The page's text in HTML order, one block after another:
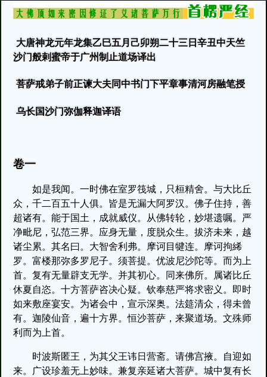
大唐神龙元年龙集乙巳五月己卯朔二十三日辛丑中天竺
沙门般剌蜜帝于广州制止道场译出
菩萨戒弟子前正谏大夫同中书门下平章事清河房融笔授
乌长国沙门弥伽释迦译语
卷一
如是我闻。一时佛在室罗筏城，只桓精舍。与大比丘
众，千二百五十人俱。皆是无漏大阿罗汉。佛子住持，善
超诸有。能于国土，成就威仪。从佛转轮，妙堪遗嘱。严
净毗尼，弘范三界。应身无量，度脱众生。拔济未来，越
诸尘累。其名曰。大智舍利弗。摩诃目犍连。摩诃拘絺
罗。富楼那弥多罗尼子。须菩提。优波尼沙陀等。而为上
首。复有无量辟支无学。并其初心。同来佛所。属诸比丘
休夏自恣。十方菩萨咨决心疑。钦奉慈严将求密义。即时
如来敷座宴安。为诸会中，宣示深奥。法筵清众，得未曾
有。迦陵仙音，遍十方界。恒沙菩萨，来聚道场。文殊师
利而为上首。
时波斯匿王，为其父王讳日营斋。请佛宫掖。自迎如
来。广设珍羞无上妙味。兼复亲延诸大菩萨。城中复有长